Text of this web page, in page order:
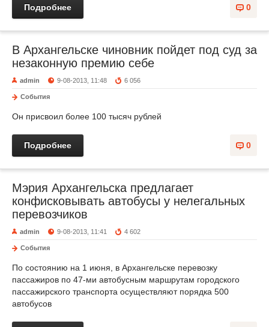
0
Подробнее
В Архангельске чиновник пойдет под суд за
незаконную премию себе
admin 9-08-2013, 11:48 6 056
События
Он присвоил более 100 тысяч рублей
0
Подробнее
Мэрия Архангельска предлагает
конфисковывать автобусы у нелегальных
перевозчиков
admin 9-08-2013, 11:41 4 602
События
По состоянию на 1 июня, в Архангельске перевозку
пассажиров по 47-ми автобусным маршрутам городского
пассажирского транспорта осуществляют порядка 500
автобусов